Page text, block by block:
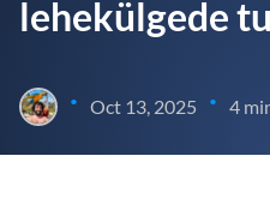
lehekülgede
• Oct 13, 2025 • 4